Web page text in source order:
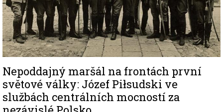
Nepoddajný maršál na frontách první
světové války: Józef Piłsudski ve
službách centrálních mocností za